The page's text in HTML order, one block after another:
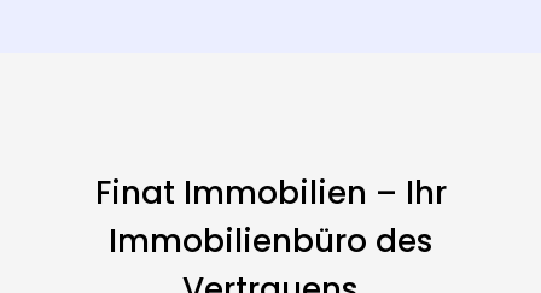
Finat Immobilien – Ihr
Immobilienbüro des